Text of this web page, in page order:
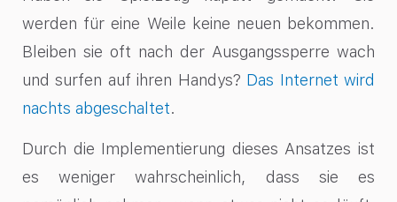
werden für eine Weile keine neuen bekommen.
Bleiben sie oft nach der Ausgangssperre wach
und surfen auf ihren Handys? Das Internet wird
nachts abgeschaltet.
Durch die Implementierung dieses Ansatzes ist
es weniger wahrscheinlich, dass sie es